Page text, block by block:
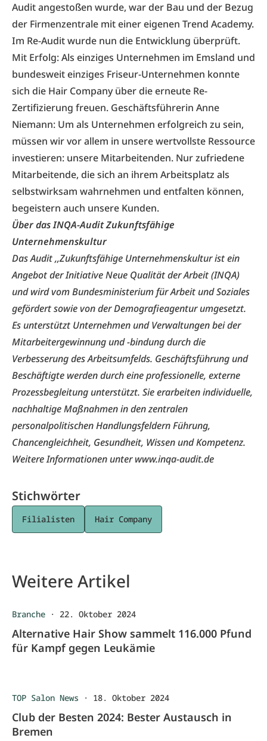
Audit angestoßen wurde, war der Bau und der Bezug
der Firmenzentrale mit einer eigenen Trend Academy.
Im Re-Audit wurde nun die Entwicklung überprüft.
Mit Erfolg: Als einziges Unternehmen im Emsland und
bundesweit einziges Friseur-Unternehmen konnte
sich die Hair Company über die erneute Re-
Zertifizierung freuen. Geschäftsführerin Anne
Niemann: Um als Unternehmen erfolgreich zu sein,
müssen wir vor allem in unsere wertvollste Ressource
investieren: unsere Mitarbeitenden. Nur zufriedene
Mitarbeitende, die sich an ihrem Arbeitsplatz als
selbstwirksam wahrnehmen und entfalten können,
begeistern auch unsere Kunden.
Über das INQA-Audit Zukunftsfähige
Unternehmenskultur
Das Audit ,,Zukunftsfähige Unternehmenskultur ist ein
Angebot der Initiative Neue Qualität der Arbeit (INQA)
und wird vom Bundesministerium für Arbeit und Soziales
gefördert sowie von der Demografieagentur umgesetzt.
Es unterstützt Unternehmen und Verwaltungen bei der
Mitarbeitergewinnung und -bindung durch die
Verbesserung des Arbeitsumfelds. Geschäftsführung und
Beschäftigte werden durch eine professionelle, externe
Prozessbegleitung unterstützt. Sie erarbeiten individuelle,
nachhaltige Maßnahmen in den zentralen
personalpolitischen Handlungsfeldern Führung,
Chancengleichheit, Gesundheit, Wissen und Kompetenz.
Weitere Informationen unterwww.inqa-audit.de
Stichwörter
Filialisten Hair Company
Weitere Artikel
Branche · 22. Oktober 2024
Alternative Hair Show sammelt 116.000 Pfund
für Kampf gegen Leukämie
TOP Salon News · 18. Oktober 2024
Club der Besten 2024: Bester Austausch in
Bremen